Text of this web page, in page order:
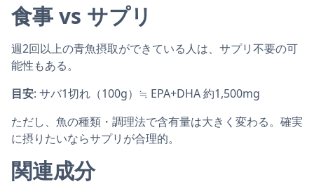
食事 vs サプリ
週2回以上の青魚摂取ができている人は、サプリ不要の可
能性もある。
目安: サバ1切れ（100g）≒ EPA+DHA 約1,500mg
ただし、魚の種類・調理法で含有量は大きく変わる。確実
に摂りたいならサプリが合理的。
関連成分